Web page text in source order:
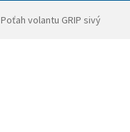
Poťah volantu GRIP sivý